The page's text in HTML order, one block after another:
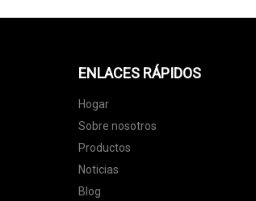
ENLACES RÁPIDOS
Hogar
Sobre nosotros
Productos
Noticias
Blog